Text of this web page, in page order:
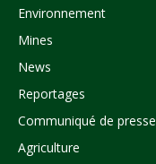
Environnement
Mines
News
Reportages
Communiqué de presse
Agriculture